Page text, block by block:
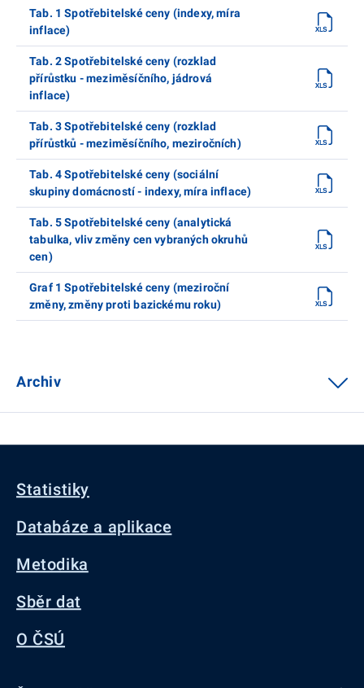
Tab. 1 Spotřebitelské ceny (indexy, míra
inflace)
Tab. 2 Spotřebitelské ceny (rozklad
přírůstku - meziměsíčního, jádrová
inflace)
Tab. 3 Spotřebitelské ceny (rozklad
přírůstků - meziměsíčního, meziročních)
Tab. 4 Spotřebitelské ceny (sociální
skupiny domácností - indexy, míra inflace)
Tab. 5 Spotřebitelské ceny (analytická
tabulka, vliv změny cen vybraných okruhů
cen)
Graf 1 Spotřebitelské ceny (meziroční
změny, změny proti bazickému roku)
Archiv
Statistiky
Databáze a aplikace
Metodika
Sběr dat
O ČSÚ